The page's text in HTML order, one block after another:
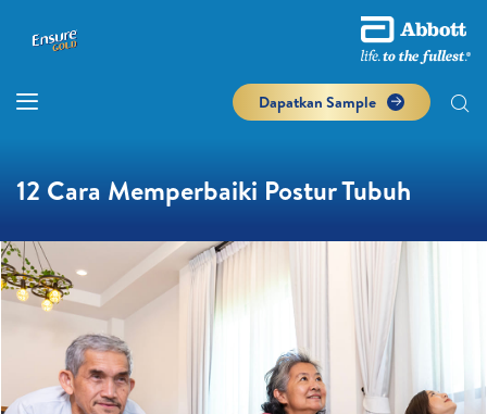
Dapatkan Sample
12 Cara Memperbaiki Postur Tubuh